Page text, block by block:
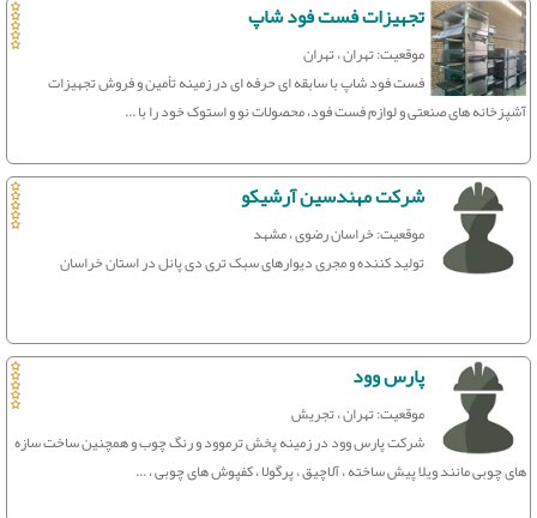
تجهیزات فست فود شاپ
موقعیت: تهران ، تهران
فست فود شاپ با سابقه ای حرفه ای در زمینه تأمین و فروش تجهیزات
آشپزخانه های صنعتی و لوازم فست فود، محصولات نو و استوک خود را با ...
شرکت مهندسین آرشیکو
موقعیت: خراسان رضوی ، مشهد
تولید کننده و مجری دیوارهای سبک تری دی پانل در استان خراسان
پارس وود
موقعیت: تهران ، تجریش
شرکت پارس وود در زمینه پخش ترموود و رنگ چوب و همچنین ساخت سازه
های چوبی مانند ویلا پیش ساخته ، آلاچیق ، پرگولا ، کفپوش های چوبی ، ...